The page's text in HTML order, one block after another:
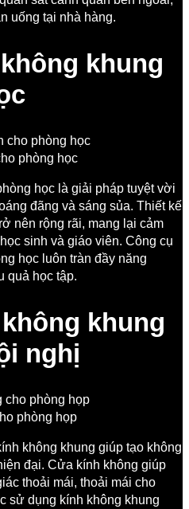
uống tại nhà hàng.
khung
phòng học
học là giải pháp tuyệt vời
đãng và sáng sủa. Thiết kế
nên rộng rãi, mang lại cảm
sinh và giáo viên. Công cụ
học luôn tràn đầy năng
quả học tập.
khung
nghị
phòng họp
không khung giúp tạo không
đại. Cửa kính không giúp
thoải mái, thoải mái cho
sử dụng kính không khung